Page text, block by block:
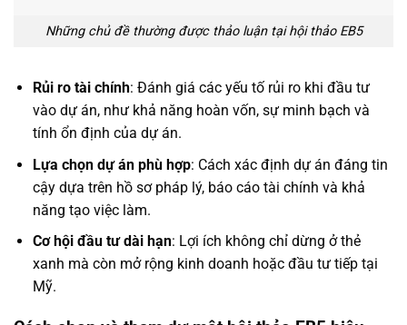
Những chủ đề thường được thảo luận tại hội thảo EB5
Rủi ro tài chính: Đánh giá các yếu tố rủi ro khi đầu tư
vào dự án, như khả năng hoàn vốn, sự minh bạch và
tính ổn định của dự án.
Lựa chọn dự án phù hợp: Cách xác định dự án đáng tin
cậy dựa trên hồ sơ pháp lý, báo cáo tài chính và khả
năng tạo việc làm.
Cơ hội đầu tư dài hạn: Lợi ích không chỉ dừng ở thẻ
xanh mà còn mở rộng kinh doanh hoặc đầu tư tiếp tại
Mỹ.